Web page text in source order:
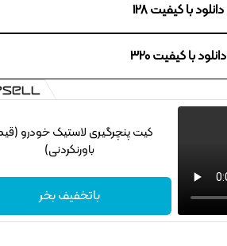
دانلود با کیفیت 128
دانلود با کیفیت 320
کیت پنچرگیری لاستیک خودرو
باورنکردنی)
باتخفیف بخر